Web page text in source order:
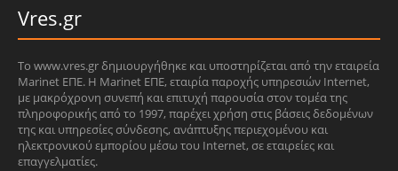
Vres.gr
Το www.vres.gr δημιουργήθηκε και υποστηρίζεται από την εταιρεία
Marinet ΕΠΕ. Η Marinet ΕΠΕ, εταιρία παροχής υπηρεσιών Internet,
με μακρόχρονη συνεπή και επιτυχή παρουσία στον τομέα της
πληροφορικής από το 1997, παρέχει χρήση στις βάσεις δεδομένων
της και υπηρεσίες σύνδεσης, ανάπτυξης περιεχομένου και
ηλεκτρονικού εμπορίου μέσω του Internet, σε εταιρείες και
επαγγελματίες.